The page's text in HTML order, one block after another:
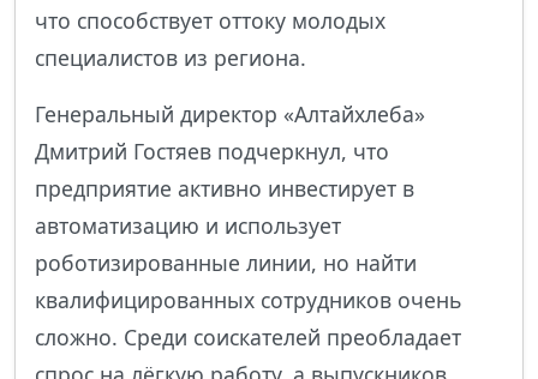
что способствует оттоку молодых
специалистов из региона.
Генеральный директор «Алтайхлеба»
Дмитрий Гостяев подчеркнул, что
предприятие активно инвестирует в
автоматизацию и использует
роботизированные линии, но найти
квалифицированных сотрудников очень
сложно. Среди соискателей преобладает